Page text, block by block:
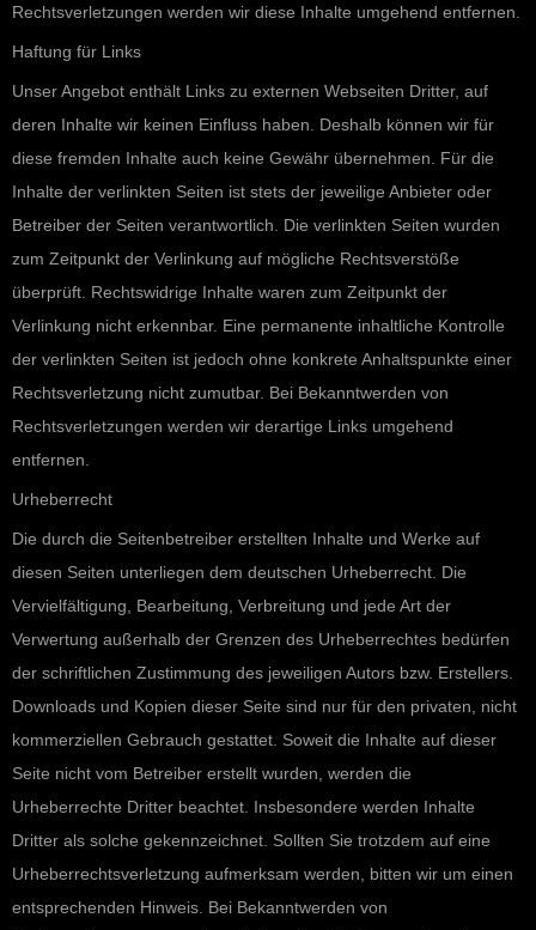
Rechtsverletzungen werden wir diese Inhalte umgehend entfernen.
Haftung für Links
Unser Angebot enthält Links zu externen Webseiten Dritter, auf
deren Inhalte wir keinen Einfluss haben. Deshalb können wir für
diese fremden Inhalte auch keine Gewähr übernehmen. Für die
Inhalte der verlinkten Seiten ist stets der jeweilige Anbieter oder
Betreiber der Seiten verantwortlich. Die verlinkten Seiten wurden
zum Zeitpunkt der Verlinkung auf mögliche Rechtsverstöße
überprüft. Rechtswidrige Inhalte waren zum Zeitpunkt der
Verlinkung nicht erkennbar. Eine permanente inhaltliche Kontrolle
der verlinkten Seiten ist jedoch ohne konkrete Anhaltspunkte einer
Rechtsverletzung nicht zumutbar. Bei Bekanntwerden von
Rechtsverletzungen werden wir derartige Links umgehend
entfernen.
Urheberrecht
Die durch die Seitenbetreiber erstellten Inhalte und Werke auf
diesen Seiten unterliegen dem deutschen Urheberrecht. Die
Vervielfältigung, Bearbeitung, Verbreitung und jede Art der
Verwertung außerhalb der Grenzen des Urheberrechtes bedürfen
der schriftlichen Zustimmung des jeweiligen Autors bzw. Erstellers.
Downloads und Kopien dieser Seite sind nur für den privaten, nicht
kommerziellen Gebrauch gestattet. Soweit die Inhalte auf dieser
Seite nicht vom Betreiber erstellt wurden, werden die
Urheberrechte Dritter beachtet. Insbesondere werden Inhalte
Dritter als solche gekennzeichnet. Sollten Sie trotzdem auf eine
Urheberrechtsverletzung aufmerksam werden, bitten wir um einen
entsprechenden Hinweis. Bei Bekanntwerden von